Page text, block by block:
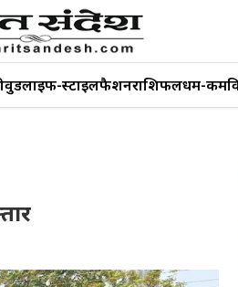
लाइफ-स्टाइलफैशनराशिफलधर्म-कर्म